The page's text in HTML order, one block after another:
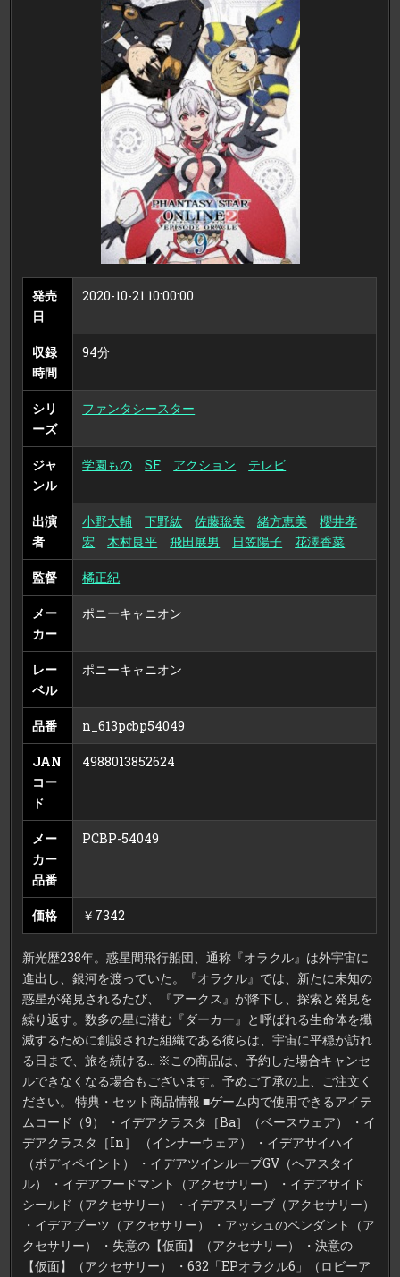
回
発売
日
2020-10-21 10:00:00
収録
時間
94分
シリ
ーズ
ファンタシースター
ジャ
ンル
学園もの SF アクション テレビ
出演
者
小野大輔 下野紘 佐藤聡美 緒方恵美
櫻井孝
宏
木村良平 飛田展男 日笠陽子 花澤香菜
監督 橘正紀
メー
カー
ポニーキャニオン
レー
ベル
ポニーキャニオン
品番 n_613pcbp54049
JAN
コー
ド
4988013852624
メー
カー
品番
PCBP-54049
価格 ￥7342
新光歴238年。惑星間飛行船団、通称『オラクル』は外宇宙に
進出し、銀河を渡っていた。『オラクル』では、新たに未知の
惑星が発見されるたび、『アークス』が降下し、探索と発見を
繰り返す。数多の星に潜む『ダーカー』と呼ばれる生命体を殲
滅するために創設された組織である彼らは、宇宙に平穏が訪れ
る日まで、旅を続ける… ※この商品は、予約した場合キャンセ
ルできなくなる場合もございます。予めご了承の上、ご注文く
ださい。 特典・セット商品情報 ■ゲーム内で使用できるアイテ
ムコード（9） ・イデアクラスタ［Ba］（ベースウェア） ・イ
デアクラスタ［In］ （インナーウェア） ・イデアサイハイ
（ボディペイント） ・イデアツインループGV（ヘアスタイ
ル） ・イデアフードマント（アクセサリー） ・イデアサイド
シールド（アクセサリー） ・イデアスリーブ（アクセサリー）
・イデアブーツ（アクセサリー） ・アッシュのペンダント（ア
クセサリー） ・失意の【仮面】（アクセサリー） ・決意の
【仮面】（アクセサリー） ・632「EPオラクル6」（ロビーア